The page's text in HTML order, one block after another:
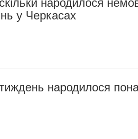
народилося
у Черкасах
народилося